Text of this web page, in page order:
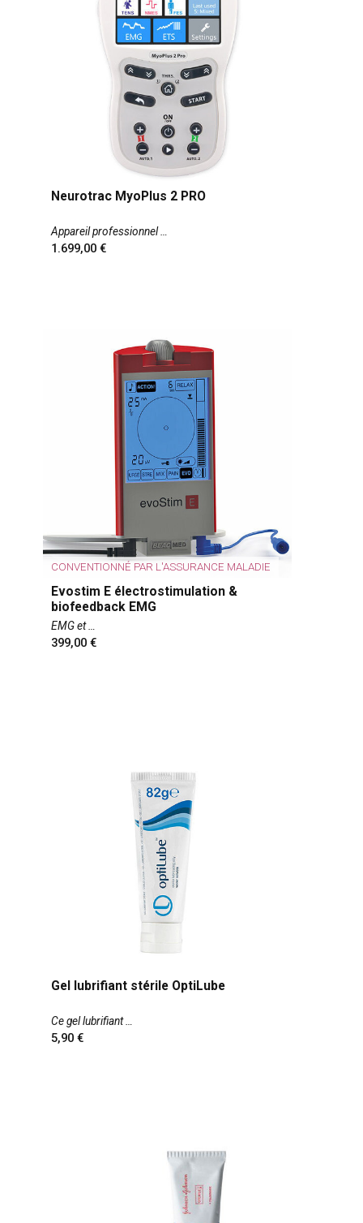
Neurotrac MyoPlus 2 PRO
Appareil professionnel
1.699,00
CONVENTIONNÉ PAR L'ASSURANCE MALADIE
Evostim E électrostimulation &
biofeedback EMG
EMG et
399,00
Gel lubrifiant stérile OptiLube
Ce gel lubrifiant
5,90